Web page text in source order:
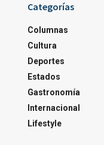
Categorías
Columnas
Cultura
Deportes
Estados
Gastronomía
Internacional
Lifestyle